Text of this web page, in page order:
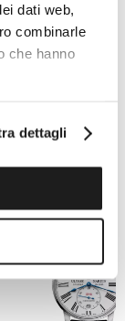
dati web,
combinarle
che hanno
dettagli
IN ITALIA
A €99